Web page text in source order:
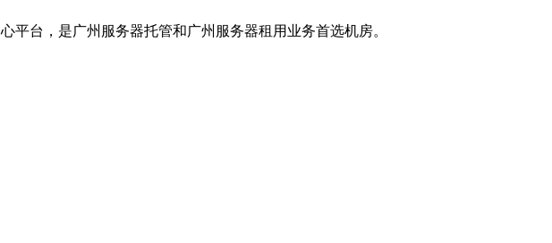
台，是广州服务器托管和广州服务器租用业务首选机房。